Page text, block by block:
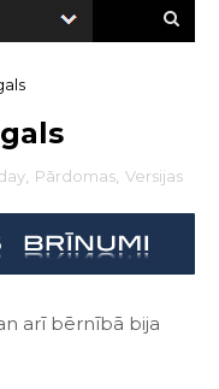
, Pārdomas, Versijas
arī bērnībā bija